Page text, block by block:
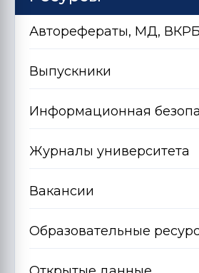
Авторефераты, МД, ВКРБ
Выпускники
Информационная
Журналы университета
Вакансии
Образовательные